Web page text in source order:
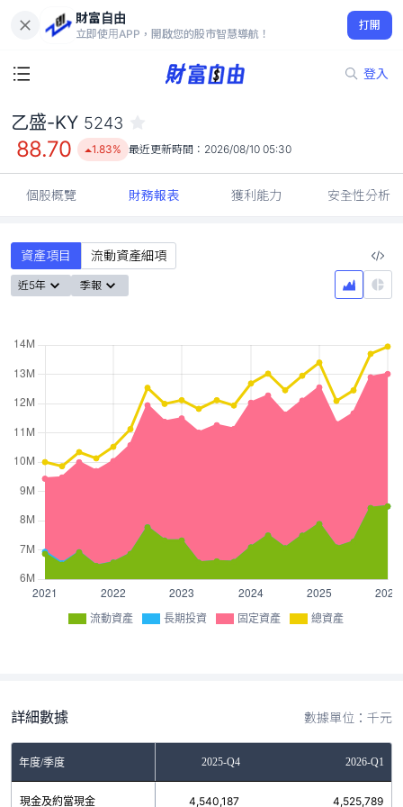
財富自由
立即使用APP，開啟您的股市智慧導航！
打開
登入
88.70
1.83%
乙盛-KY 5243
88.70 1.83% 最近更新時間： 2026/08/10 05:30
個股概覽 財務報表 獲利能力 安全性分析
資產項目 流動資產細項
近5年 季報
流動資產 長期投資 固定資產 總資產
詳細數據 數據單位：千元
年度/季度2025-Q3 2025-Q4 2026-Q1
現金及約當現金
4,101,137 4,540,187 4,525,789